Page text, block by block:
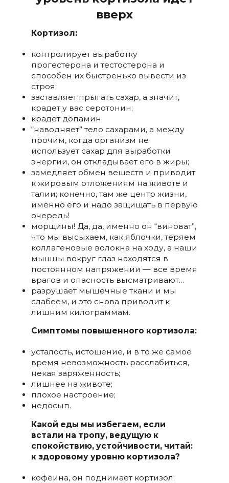
вверх
Кортизол:
контролирует выработку
прогестерона и тестостерона и
способен их быстренько вывести из
строя;
заставляет прыгать сахар, а значит,
крадет у вас серотонин;
крадет допамин;
“наводняет” тело сахарами, а между
прочим, когда организм не
использует сахар для выработки
энергии, он откладывает его в жиры;
замедляет обмен веществ и приводит
к жировым отложениям на животе и
талии; конечно, там же центр жизни,
именно его и надо защищать в первую
очередь!
морщины! Да, да, именно он “виноват”,
что мы высыхаем, как яблочки, теряем
коллагеновые волокна на ходу, а наши
мышцы вокруг глаз находятся в
постоянном напряжении — все время
врагов и опасность высматривают…
разрушает мышечные ткани и мы
слабеем, и это снова приводит к
лишним килограммам.
Симптомы повышенного кортизола:
усталость, истощение, и в то же самое
время невозможность расслабиться,
некая заряженность;
лишнее на животе;
плохое настроение;
недосып.
Какой еды мы избегаем, если
встали на тропу, ведущую к
спокойствию, устойчивости, читай:
к здоровому уровню кортизола?
кофеина, он поднимает кортизол;